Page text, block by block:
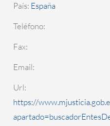
País: España
Teléfono:
Fax:
Email:
Url:
https://